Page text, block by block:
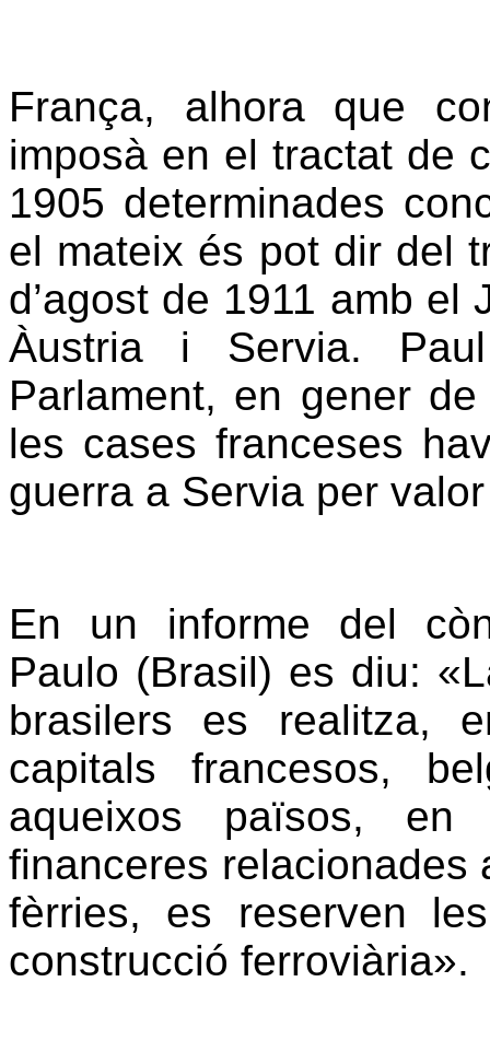
França, alhora que
imposà en el tractat de
1905 determinades
el mateix és pot dir del
d’agost de 1911 amb
Àustria i Servia.
Parlament, en gener
les cases franceses
guerra a Servia per
En un informe del
Paulo (Brasil) es diu:
brasilers es realitza,
capitals francesos,
aqueixos països, en
financeres relacionades
fèrries, es reserven
construcció ferroviària».